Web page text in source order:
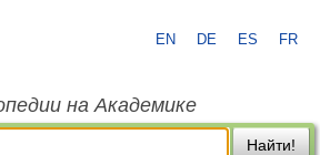
EN DE ES FR
на Академике
Найти!